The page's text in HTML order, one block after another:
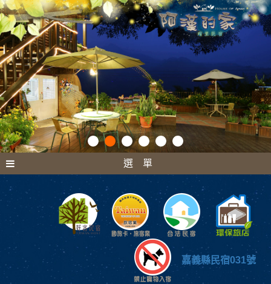
選 單
嘉義縣民宿031號